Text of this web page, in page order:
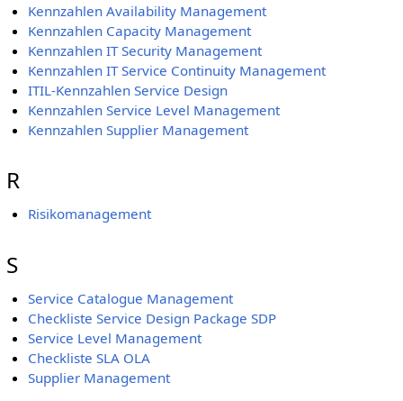
Kennzahlen Availability Management
Kennzahlen Capacity Management
Kennzahlen IT Security Management
Kennzahlen IT Service Continuity Management
ITIL-Kennzahlen Service Design
Kennzahlen Service Level Management
Kennzahlen Supplier Management
R
Risikomanagement
S
Service Catalogue Management
Checkliste Service Design Package SDP
Service Level Management
Checkliste SLA OLA
Supplier Management